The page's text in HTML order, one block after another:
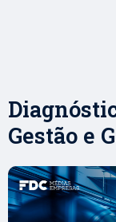
Gestão e